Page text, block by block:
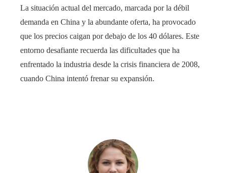
La situación actual del mercado, marcada por la débil
demanda en China y la abundante oferta, ha provocado
que los precios caigan por debajo de los 40 dólares. Este
entorno desafiante recuerda las dificultades que ha
enfrentado la industria desde la crisis financiera de 2008,
cuando China intentó frenar su expansión.